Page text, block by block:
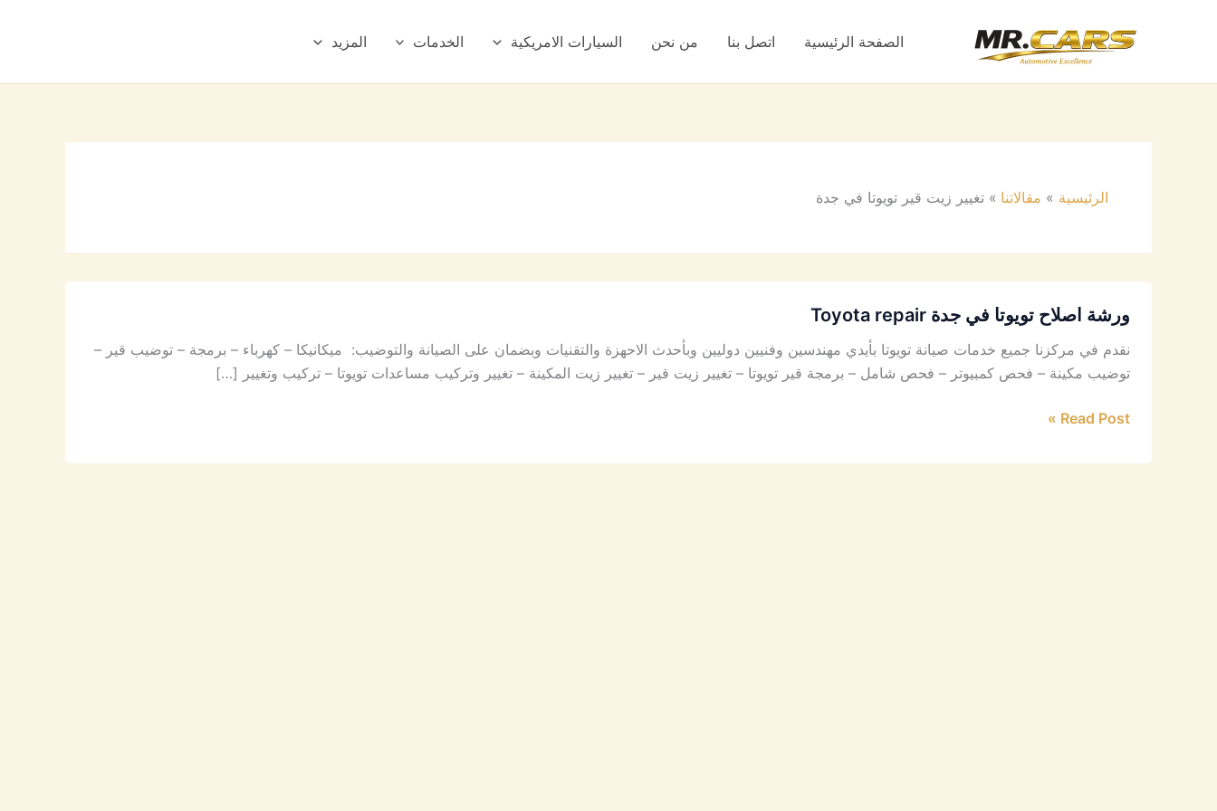
الصفحة الرئيسية اتصل بنا من نحن السيارات الامريكية الخدمات المزيد
الرئيسية مقالاتنا تغيير زيت قير تويوتا في جدة
ورشة اصلاح تويوتا في جدة Toyota repair
نقدم في مركزنا جميع خدمات صيانة تويوتا بأيدي مهندسين وفنيين دوليين وبأحدث الاحهزة والتقنيات وبضمان على الصيانة والتوضيب: ميكانيكا – كهرباء – برمجة – توضيب قير –
توضيب مكينة – فحص كمبيوتر – فحص شامل – برمجة قير تويوتا – تغيير زيت قير – تغيير زيت المكينة – تغيير وتركيب مساعدات تويوتا – تركيب وتغيير […]
Read Post »